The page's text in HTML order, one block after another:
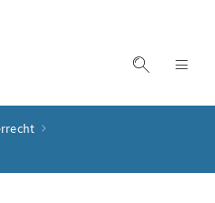
Suche